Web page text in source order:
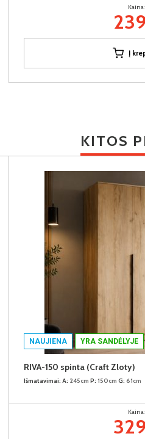
Kaina:
Į
KITOS
NAUJIENA YRA SANDĖLYJE
RIVA-150 spinta (Craft Zloty)
Išmatavimai: A: 245cm P: 150cm G: 61cm
Kaina: